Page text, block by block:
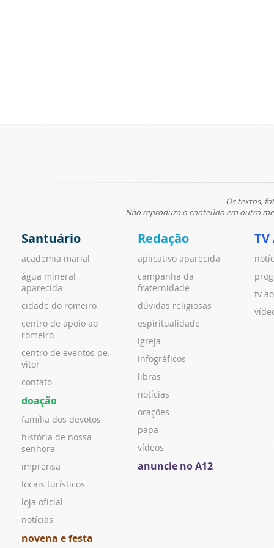
Os textos,
Não reproduza o conteúdo em outro
Santuário
academia marial
água mineral
aparecida
cidade do romeiro
centro de apoio ao
romeiro
centro de eventos pe.
vitor
contato
doação
família dos devotos
história de nossa
senhora
imprensa
locais turísticos
loja oficial
notícias
novena e festa
Redação
aplicativo aparecida
campanha da
fraternidade
dúvidas religiosas
espiritualidade
igreja
infográficos
libras
notícias
orações
papa
vídeos
anuncie no A12
tv